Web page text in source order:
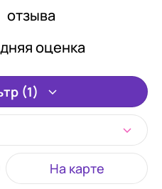
отзыва
оценка
(1)
На карте